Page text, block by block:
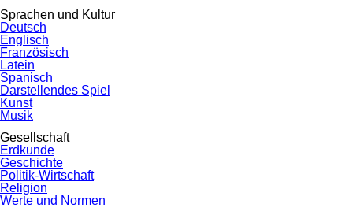
Sprachen und Kultur
Deutsch
Englisch
Französisch
Latein
Spanisch
Darstellendes Spiel
Kunst
Musik
Gesellschaft
Erdkunde
Geschichte
Politik-Wirtschaft
Religion
Werte und Normen